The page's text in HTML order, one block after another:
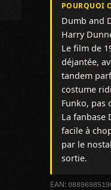
POURQUOI
Dumb and
Harry
Le film de
déjantée,
tandem
costume
Funko, pas
La fanbase
facile à
par le
sortie.
EAN: